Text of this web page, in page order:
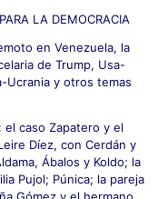
LA DEMOCRACIA
en Venezuela, la
de Trump, Usa-
Ucrania y otros temas
caso Zapatero y el
Díez, con Cerdán y
Ábalos y Koldo; la
Pujol; Púnica; la pareja
Gómez y el hermano